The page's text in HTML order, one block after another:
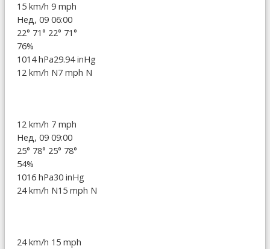
15 km/h 9 mph
Нед, 09 06:00
22° 71° 22° 71°
76%
1014 hPa29.94 inHg
12 km/h N7 mph N
12 km/h 7 mph
Нед, 09 09:00
25° 78° 25° 78°
54%
1016 hPa30 inHg
24 km/h N15 mph N
24 km/h 15 mph